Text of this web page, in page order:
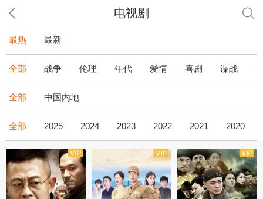
电视剧
最热 最新
全部 战争 伦理 年代 爱情 喜剧 谍战
全部 中国内地
全部 2025 2024 2023 2022 2021 2020
全43集 全36集 全34集